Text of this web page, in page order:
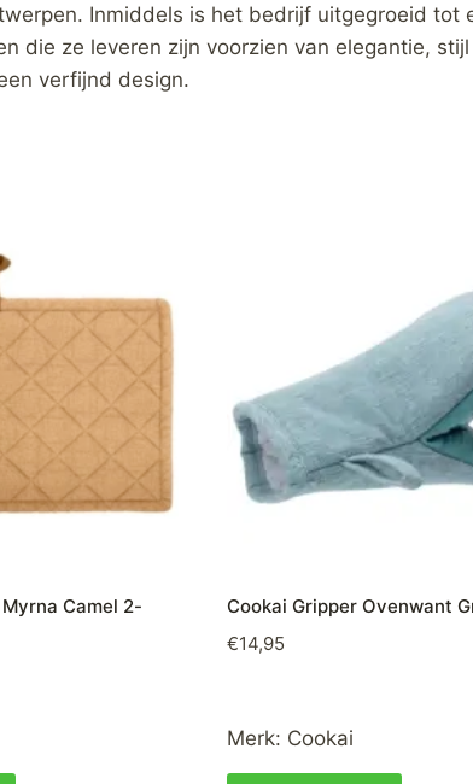
Inmiddels is het bedrijf uitgegroeid
die ze leveren zijn voorzien van elegantie,
verfijnd design.
Camel 2-
Cookai Gripper Ovenwant
€14,95
Merk: Cookai